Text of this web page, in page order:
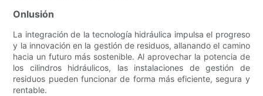
Onlusión
La integración de la tecnología hidráulica impulsa el progreso
y la innovación en la gestión de residuos, allanando el camino
hacia un futuro más sostenible. Al aprovechar la potencia de
los cilindros hidráulicos, las instalaciones de gestión de
residuos pueden funcionar de forma más eficiente, segura y
rentable.